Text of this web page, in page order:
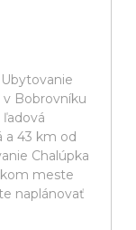
v Bobrovníku
a 43 km od
Chalúpka
meste
naplánovať